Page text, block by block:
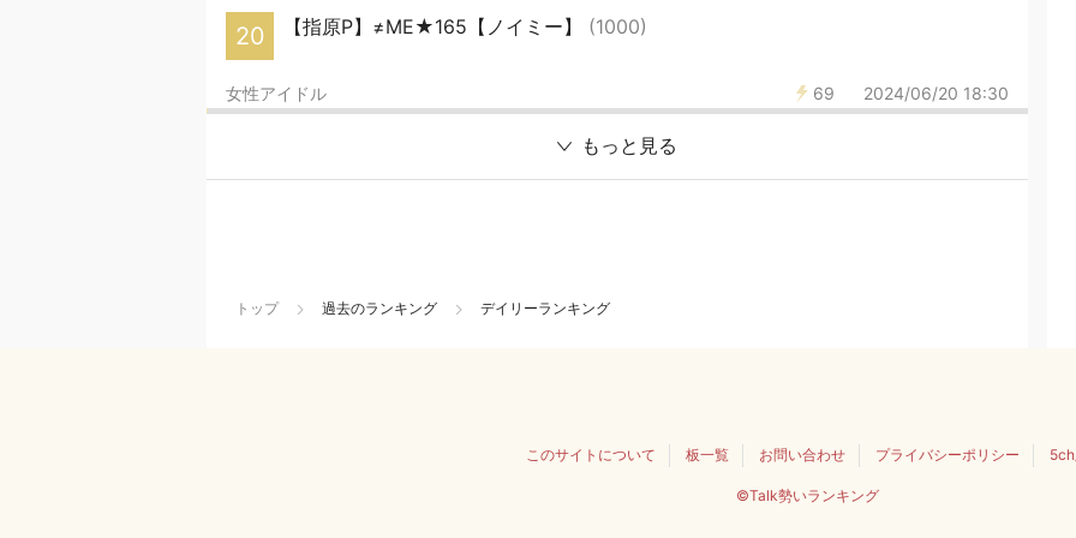
20 【指原P】≠ME★165【ノイミー】 (1000)
69 2024/06/20 18:30
女性アイドル
もっと見る
トップ 過去のランキング デイリーランキング
このサイトについて 板一覧 お問い合わせ プライバシーポリシー
©Talk勢いランキング